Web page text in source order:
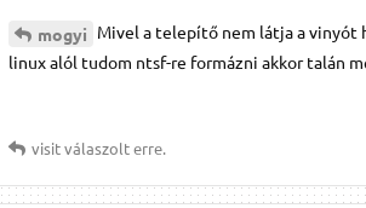
mogyi Mivel a telepítő nem látja a vinyót
linux alól tudom ntsf-re formázni akkor talán
visitválaszolt erre.